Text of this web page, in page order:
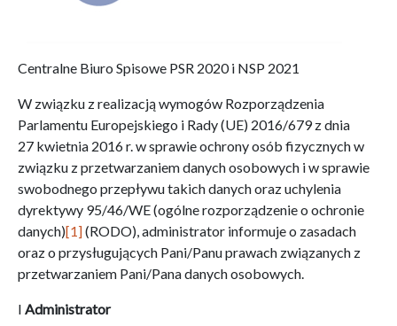
Centralne Biuro Spisowe PSR 2020 i NSP 2021
W związku z realizacją wymogów Rozporządzenia
Parlamentu Europejskiego i Rady (UE) 2016/679 z dnia
27 kwietnia 2016 r. w sprawie ochrony osób fizycznych w
związku z przetwarzaniem danych osobowych i w sprawie
swobodnego przepływu takich danych oraz uchylenia
dyrektywy 95/46/WE (ogólne rozporządzenie o ochronie
danych)[1](RODO), administrator informuje o zasadach
oraz o przysługujących Pani/Panu prawach związanych z
przetwarzaniem Pani/Pana danych osobowych.
I Administrator